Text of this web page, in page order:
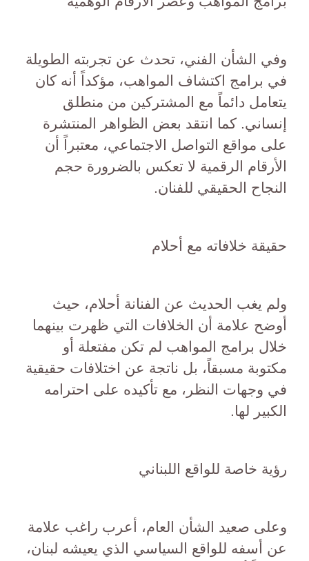
وفي الشأن الفني، تحدث عن تجربته الطويلة
في برامج اكتشاف المواهب، مؤكداً أنه كان
يتعامل دائماً مع المشتركين من منطلق
إنساني. كما انتقد بعض الظواهر المنتشرة
على مواقع التواصل الاجتماعي، معتبراً أن
الأرقام الرقمية لا تعكس بالضرورة حجم
النجاح الحقيقي للفنان.
حقيقة خلافاته مع أحلام
ولم يغب الحديث عن الفنانة أحلام، حيث
أوضح علامة أن الخلافات التي ظهرت بينهما
خلال برامج المواهب لم تكن مفتعلة أو
مكتوبة مسبقاً، بل ناتجة عن اختلافات حقيقية
في وجهات النظر، مع تأكيده على احترامه
الكبير لها.
رؤية خاصة للواقع اللبناني
وعلى صعيد الشأن العام، أعرب راغب علامة
عن أسفه للواقع السياسي الذي يعيشه لبنان،